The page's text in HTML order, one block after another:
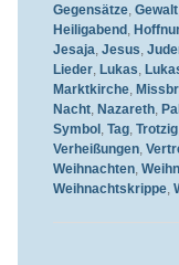
Gegensätze, Gewalt
Heiligabend ,
Jesaja, Jesus,
Lieder, Lukas,
Marktkirche,
Nacht, Nazareth,
Symbol , Tag, Trotzig
Verheißungen,
Weihnachten,
Weihnachtskrippe,